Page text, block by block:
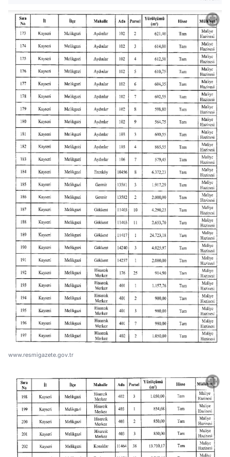
www.resmigazete.gov.tr